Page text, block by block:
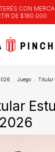
CON
DE $180.000
Juego Titular